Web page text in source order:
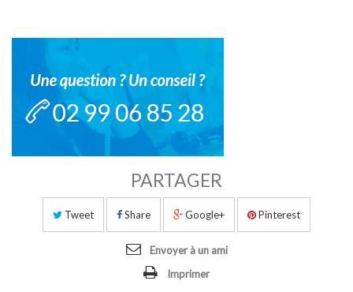
PARTAGER
Tweet Share Google+ Pinterest
Envoyer à un ami
Imprimer